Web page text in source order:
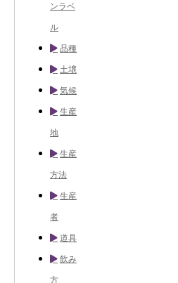
ンラベ
ル
品種
土壌
気候
生産
地
生産
方法
生産
者
道具
飲み
方